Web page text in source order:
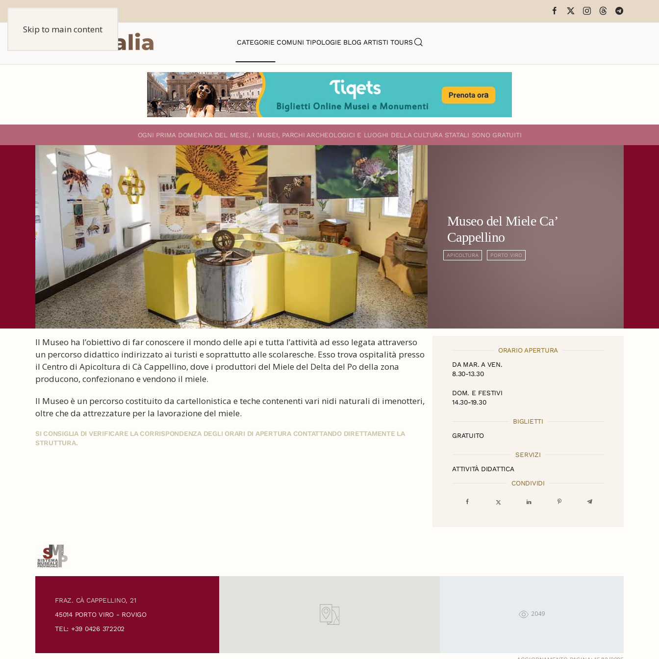
Skip to main content
CATEGORIE COMUNI TIPOLOGIE BLOG ARTISTI TOURS
OGNI PRIMA DOMENICA DEL MESE, I MUSEI, PARCHI ARCHEOLOGICI E LUOGHI DELLA CULTURA STATALI SONO GRATUITI
Museo del Miele Ca’
Cappellino
APICOLTURA PORTO VIRO
Il Museo ha l’obiettivo di far conoscere il mondo delle api e tutta l’attività ad esso legata attraverso
un percorso didattico indirizzato ai turisti e soprattutto alle scolaresche. Esso trova ospitalità presso
il Centro di Apicoltura di Cà Cappellino, dove i produttori del Miele del Delta del Po della zona
producono, confezionano e vendono il miele.
Il Museo è un percorso costituito da cartellonistica e teche contenenti vari nidi naturali di imenotteri,
oltre che da attrezzature per la lavorazione del miele.
SI CONSIGLIA DI VERIFICARE LA CORRISPONDENZA DEGLI ORARI DI APERTURA CONTATTANDO DIRETTAMENTE LA
STRUTTURA.
ORARIO APERTURA
DA MAR. A VEN.
8.30-13.30
DOM. E FESTIVI
14.30-19.30
BIGLIETTI
GRATUITO
SERVIZI
ATTIVITÀ DIDATTICA
CONDIVIDI
FRAZ. CÀ CAPPELLINO, 21
45014 PORTO VIRO - ROVIGO
TEL: +39 0426 372202
2049